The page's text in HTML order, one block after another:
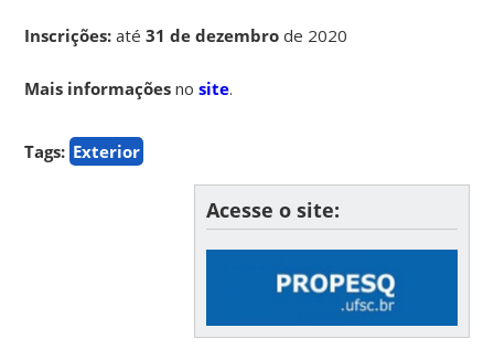
Inscrições:até31 de dezembrode 2020
Mais informações nosite.
Tags: Exterior
Acesse o site: